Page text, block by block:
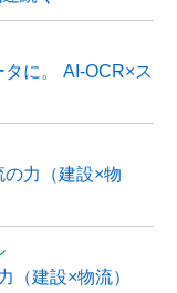
に。 AI-OCR×ス
の力（建設×物
（建設×物流）